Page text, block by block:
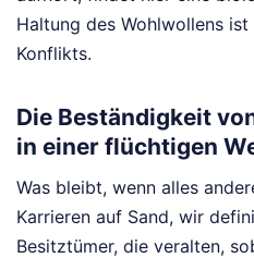
Haltung des Wohlwollens
Konflikts.
Die Beständigkeit
in einer flüchtigen
Was bleibt, wenn alles
Karrieren auf Sand, wir
Besitztümer, die veralten,